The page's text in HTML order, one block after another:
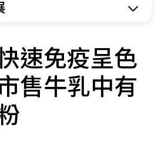
速免疫呈色
售牛乳中有